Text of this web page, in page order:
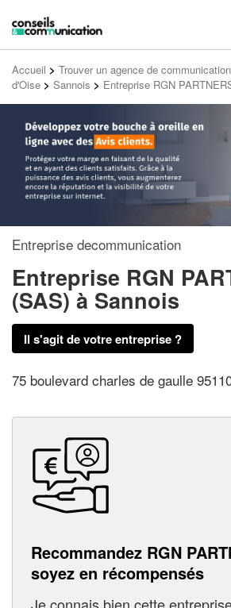
Accueil > Trouver un agence de communication
d'Oise > Sannois > Entreprise RGN
Entreprise decommunication
Entreprise RGN
(SAS)à Sannois
Il s'agit de votre entreprise ?
75 boulevard charles de gaulle
Recommandez RGN
soyez en récompensés
Je connais bien cette